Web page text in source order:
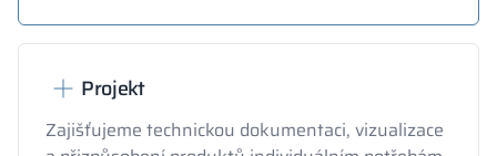
Projekt
Zajišťujeme technickou dokumentaci, vizualizace